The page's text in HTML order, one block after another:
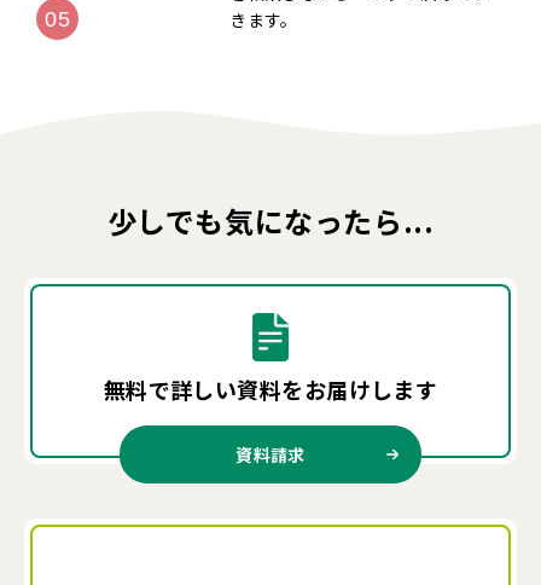
きます。
少しでも気になったら...
無料で詳しい資料をお届けします
資料請求